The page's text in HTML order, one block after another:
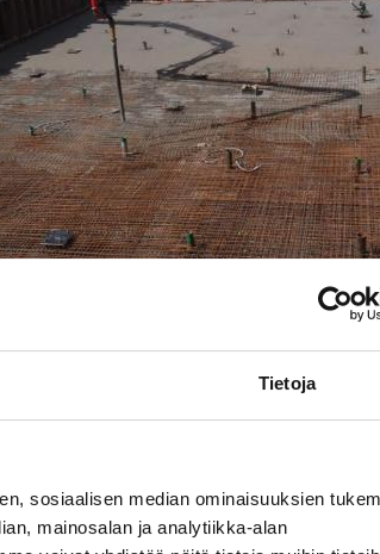
Tietoja
sosiaalisen median ominaisuuksien
mainosalan ja analytiikka-alan